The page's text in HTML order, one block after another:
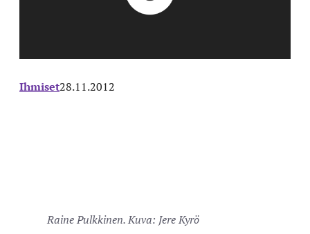
Ihmiset28.11.2012
Raine Pulkkinen. Kuva: Jere Kyrö